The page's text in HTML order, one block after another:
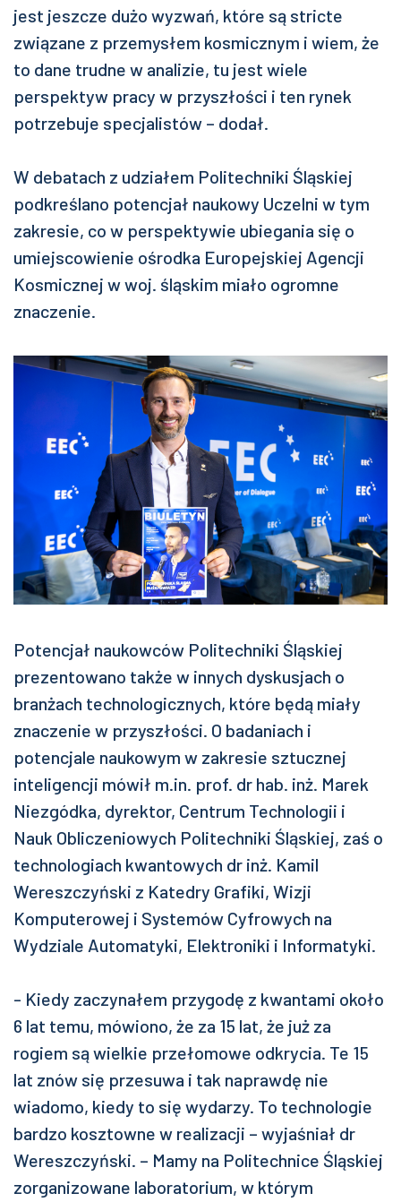
jest jeszcze dużo wyzwań, które są stricte
związane z przemysłem kosmicznym i wiem, że
to dane trudne w analizie, tu jest wiele
perspektyw pracy w przyszłości i ten rynek
potrzebuje specjalistów – dodał.
W debatach z udziałem Politechniki Śląskiej
podkreślano potencjał naukowy Uczelni w tym
zakresie, co w perspektywie ubiegania się o
umiejscowienie ośrodka Europejskiej Agencji
Kosmicznej w woj. śląskim miało ogromne
znaczenie.
Potencjał naukowców Politechniki Śląskiej
prezentowano także w innych dyskusjach o
branżach technologicznych, które będą miały
znaczenie w przyszłości. O badaniach i
potencjale naukowym w zakresie sztucznej
inteligencji mówił m.in. prof. dr hab. inż. Marek
Niezgódka, dyrektor, Centrum Technologii i
Nauk Obliczeniowych Politechniki Śląskiej, zaś o
technologiach kwantowych dr inż. Kamil
Wereszczyński z Katedry Grafiki, Wizji
Komputerowej i Systemów Cyfrowych na
Wydziale Automatyki, Elektroniki i Informatyki.
- Kiedy zaczynałem przygodę z kwantami około
6 lat temu, mówiono, że za 15 lat, że już za
rogiem są wielkie przełomowe odkrycia. Te 15
lat znów się przesuwa i tak naprawdę nie
wiadomo, kiedy to się wydarzy. To technologie
bardzo kosztowne w realizacji – wyjaśniał dr
Wereszczyński. – Mamy na Politechnice Śląskiej
zorganizowane laboratorium, w którym